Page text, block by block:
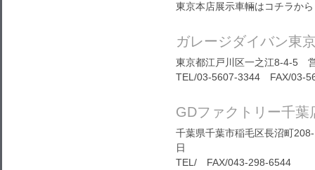
東京本店展示車輛はコチラか
ガレージダイバン東
東京都江戸川区一之江8-4-5
TEL/03-5607-3344 FAX/03-
GDファクトリー千葉
千葉県千葉市稲毛区長沼町
日
TEL/ FAX/043-298-6544